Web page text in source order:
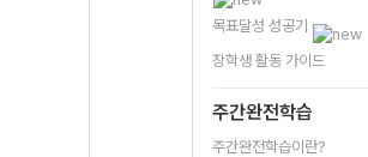
목표달성 성공기
장학생 활동 가이드
주간완전학습
주간완전학습이란?